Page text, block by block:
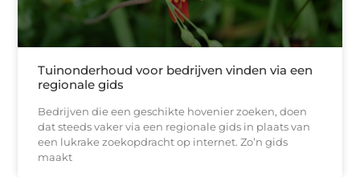
Tuinonderhoud voor bedrijven vinden via een
regionale gids
Bedrijven die een geschikte hovenier zoeken, doen
dat steeds vaker via een regionale gids in plaats van
een lukrake zoekopdracht op internet. Zo’n gids
maakt